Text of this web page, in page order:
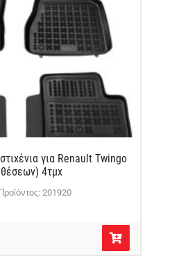
για Renault Twingo
4τμχ
201920